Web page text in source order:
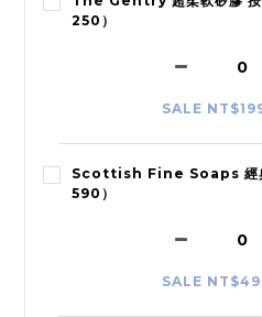
250）
SALE
Scottish Fine Soaps 經典
590）
SALE